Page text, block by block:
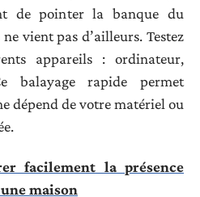
de pointer la banque du
vient pas d’ailleurs. Testez
appareils : ordinateur,
balayage rapide permet
dépend de votre matériel ou
facilement la présence
maison